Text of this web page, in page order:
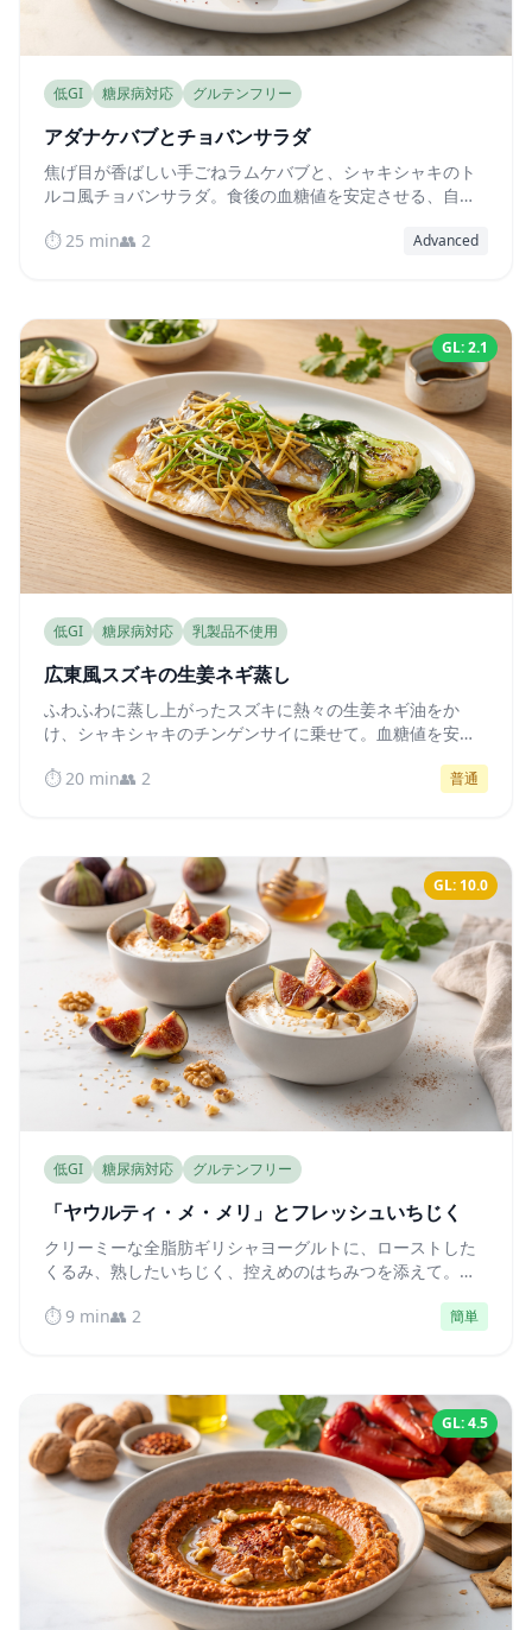
低GI 糖尿病対応 グルテンフリー
アダナケバブとチョバンサラダ
焦げ目が香ばしい手ごねラムケバブと、シャキシャキのト
ルコ風チョバンサラダ。食後の血糖値を安定させる、自然
⏱️ 25 min👥 2 Advanced
GL: 2.1
低GI 糖尿病対応 乳製品不使用
広東風スズキの生姜ネギ蒸し
ふわふわに蒸し上がったスズキに熱々の生姜ネギ油をか
け、シャキシャキのチンゲンサイに乗せて。血糖値を安定
⏱️ 20 min👥 2 普通
GL: 10.0
低GI 糖尿病対応 グルテンフリー
「ヤウルティ・メ・メリ」とフレッシュいちじく
クリーミーな全脂肪ギリシャヨーグルトに、ローストした
くるみ、熟したいちじく、控えめのはちみつを添えて。血
⏱️ 9 min👥 2 簡単
GL: 4.5